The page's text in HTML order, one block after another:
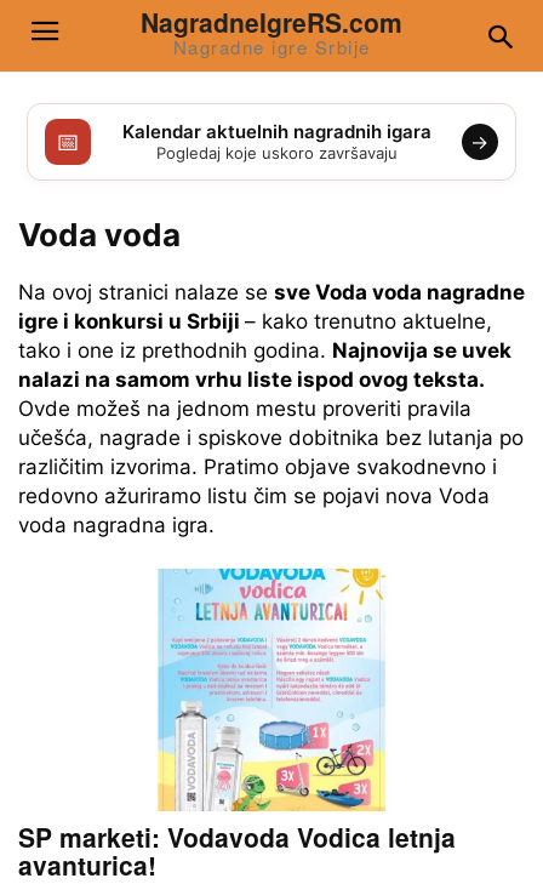
NagradneIgreRS.com
Nagradne igre Srbije
📅 Kalendar aktuelnih nagradnih igara
Pogledaj koje uskoro završavaju →
Voda voda
Na ovoj stranici nalaze se sve Voda voda nagradne
igre i konkursi u Srbiji – kako trenutno aktuelne,
tako i one iz prethodnih godina. Najnovija se uvek
nalazi na samom vrhu liste ispod ovog teksta.
Ovde možeš na jednom mestu proveriti pravila
učešća, nagrade i spiskove dobitnika bez lutanja po
različitim izvorima. Pratimo objave svakodnevno i
redovno ažuriramo listu čim se pojavi nova Voda
voda nagradna igra.
SP marketi: Vodavoda Vodica letnja
avanturica!